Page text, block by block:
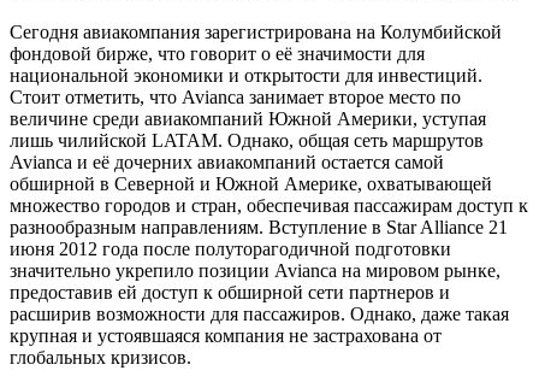
Сегодня авиакомпания зарегистрирована на Колумбийской
фондовой бирже, что говорит о её значимости для
национальной экономики и открытости для инвестиций.
Стоит отметить, что Avianca занимает второе место по
величине среди авиакомпаний Южной Америки, уступая
лишь чилийской LATAM. Однако, общая сеть маршрутов
Avianca и её дочерних авиакомпаний остается самой
обширной в Северной и Южной Америке, охватывающей
множество городов и стран, обеспечивая пассажирам доступ к
разнообразным направлениям. Вступление в Star Alliance 21
июня 2012 года после полуторагодичной подготовки
значительно укрепило позиции Avianca на мировом рынке,
предоставив ей доступ к обширной сети партнеров и
расширив возможности для пассажиров. Однако, даже такая
крупная и устоявшаяся компания не застрахована от
глобальных кризисов.